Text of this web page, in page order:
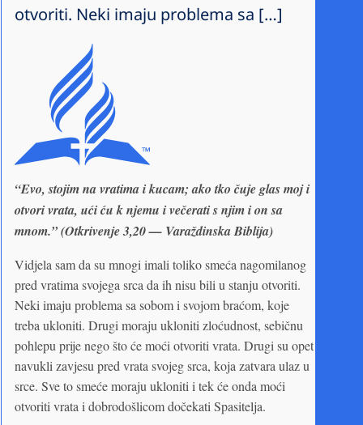
otvoriti. Neki imaju problema sa […]
“Evo, stojim na vratima i kucam; ako tko čuje glas moj i
otvori vrata, ući ću k njemu i večerati s njim i on sa
mnom.” (Otkrivenje 3,20 — Varaždinska Biblija)
Vidjela sam da su mnogi imali toliko smeća nagomilanog
pred vratima svojega srca da ih nisu bili u stanju otvoriti.
Neki imaju problema sa sobom i svojom braćom, koje
treba ukloniti. Drugi moraju ukloniti zloćudnost, sebičnu
pohlepu prije nego što će moći otvoriti vrata. Drugi su opet
navukli zavjesu pred vrata svojeg srca, koja zatvara ulaz u
srce. Sve to smeće moraju ukloniti i tek će onda moći
otvoriti vrata i dobrodošlicom dočekati Spasitelja.